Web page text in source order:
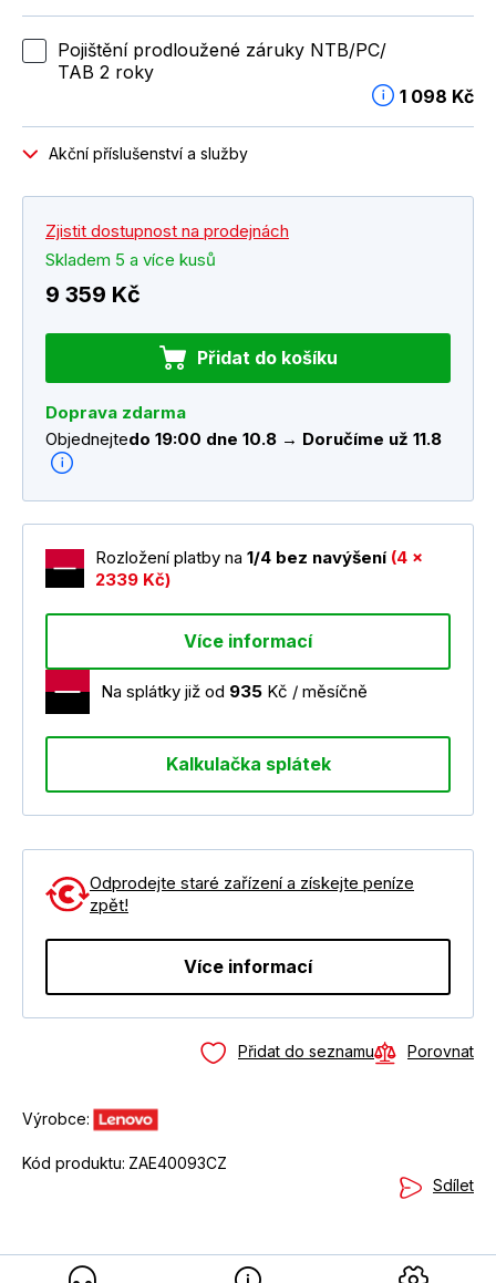
Pojištění prodloužené záruky NTB/PC/
TAB 2 roky
1 098 Kč
Akční příslušenství a služby
Zjistit dostupnost na prodejnách
Skladem 5 a více kusů
9 359 Kč
Přidat do košíku
Doprava zdarma
Objednejtedo 19:00 dne 10.8 → Doručíme už 11.8
Rozložení platby na 1/4 bez navýšení (4 x
2339 Kč)
Více informací
Na splátky již od 935 Kč / měsíčně
Kalkulačka splátek
Odprodejte staré zařízení a získejte peníze
zpět!
Více informací
Přidat do seznamu Porovnat
Výrobce:
Kód produktu: ZAE40093CZ
Sdílet